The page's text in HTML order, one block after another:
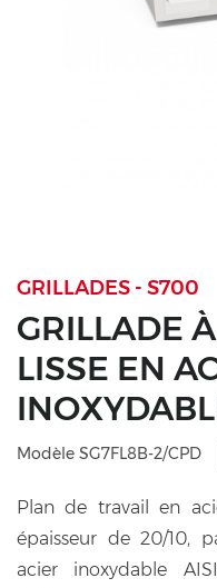
GRILLADES - S700
GRILLADE
LISSE EN
Modèle SG7FL8B-2/CPD
Plan de travail en
épaisseur de 20/10,
acier inoxydable